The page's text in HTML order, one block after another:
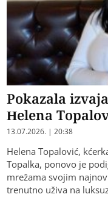
Pokazala
Helena
13.07.2026. | 20:38
Helena Topalović,
Topalka, ponovo je
mrežama svojim
trenutno uživa na